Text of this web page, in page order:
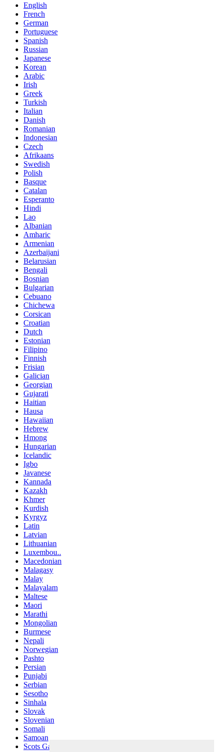
English
French
German
Portuguese
Spanish
Russian
Japanese
Korean
Arabic
Irish
Greek
Turkish
Italian
Danish
Romanian
Indonesian
Czech
Afrikaans
Swedish
Polish
Basque
Catalan
Esperanto
Hindi
Lao
Albanian
Amharic
Armenian
Azerbaijani
Belarusian
Bengali
Bosnian
Bulgarian
Cebuano
Chichewa
Corsican
Croatian
Dutch
Estonian
Filipino
Finnish
Frisian
Galician
Georgian
Gujarati
Haitian
Hausa
Hawaiian
Hebrew
Hmong
Hungarian
Icelandic
Igbo
Javanese
Kannada
Kazakh
Khmer
Kurdish
Kyrgyz
Latin
Latvian
Lithuanian
Luxembou..
Macedonian
Malagasy
Malay
Malayalam
Maltese
Maori
Marathi
Mongolian
Burmese
Nepali
Norwegian
Pashto
Persian
Punjabi
Serbian
Sesotho
Sinhala
Slovak
Slovenian
Somali
Samoan
Scots Gaelic